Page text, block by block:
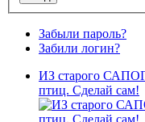
Забыли пароль?
Забили логин?
ИЗ старого
птиц. Сделай сам!